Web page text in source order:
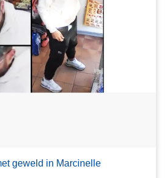
geweld in Marcinelle